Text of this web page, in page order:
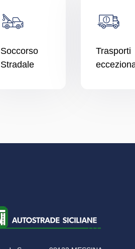
Soccorso
Stradale
Trasporti